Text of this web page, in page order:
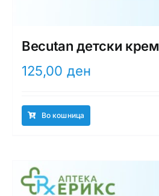
Becutan детски крем
125,00 ден
Во кошница